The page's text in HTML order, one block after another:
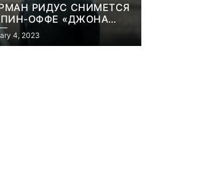
РИДУС СНИМЕТСЯ
ОФФЕ «ДЖОНА
4, 2023